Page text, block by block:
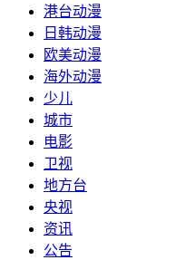
港台动漫
日韩动漫
欧美动漫
海外动漫
少儿
城市
电影
卫视
地方台
央视
资讯
公告